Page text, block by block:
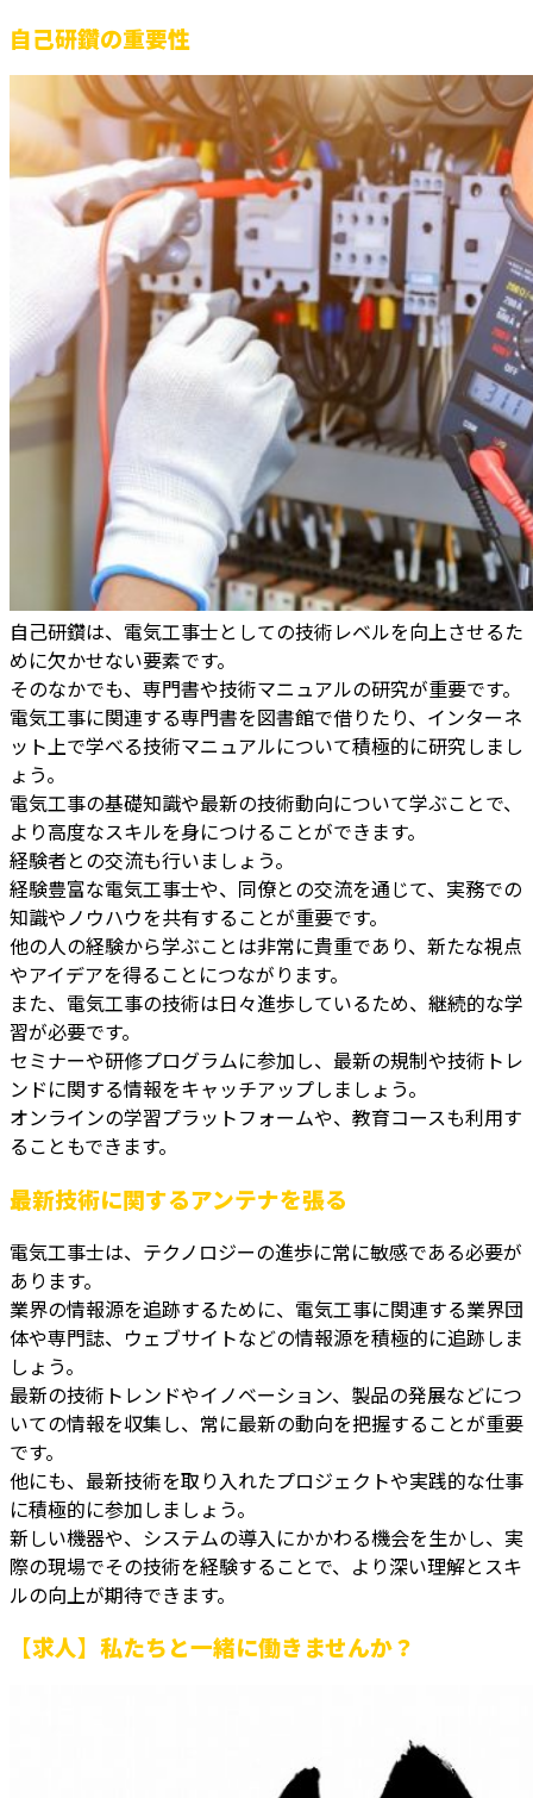
自己研鑽の重要性
自己研鑽は、電気工事士としての技術レベルを向上させるた
めに欠かせない要素です。
そのなかでも、専門書や技術マニュアルの研究が重要です。
電気工事に関連する専門書を図書館で借りたり、インターネ
ット上で学べる技術マニュアルについて積極的に研究しまし
ょう。
電気工事の基礎知識や最新の技術動向について学ぶことで、
より高度なスキルを身につけることができます。
経験者との交流も行いましょう。
経験豊富な電気工事士や、同僚との交流を通じて、実務での
知識やノウハウを共有することが重要です。
他の人の経験から学ぶことは非常に貴重であり、新たな視点
やアイデアを得ることにつながります。
また、電気工事の技術は日々進歩しているため、継続的な学
習が必要です。
セミナーや研修プログラムに参加し、最新の規制や技術トレ
ンドに関する情報をキャッチアップしましょう。
オンラインの学習プラットフォームや、教育コースも利用す
ることもできます。
最新技術に関するアンテナを張る
電気工事士は、テクノロジーの進歩に常に敏感である必要が
あります。
業界の情報源を追跡するために、電気工事に関連する業界団
体や専門誌、ウェブサイトなどの情報源を積極的に追跡しま
しょう。
最新の技術トレンドやイノベーション、製品の発展などにつ
いての情報を収集し、常に最新の動向を把握することが重要
です。
他にも、最新技術を取り入れたプロジェクトや実践的な仕事
に積極的に参加しましょう。
新しい機器や、システムの導入にかかわる機会を生かし、実
際の現場でその技術を経験することで、より深い理解とスキ
ルの向上が期待できます。
【求人】私たちと一緒に働きませんか？